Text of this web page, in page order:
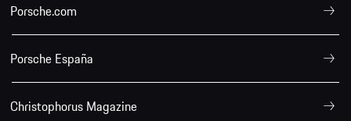
Porsche.com
Porsche España
Christophorus Magazine